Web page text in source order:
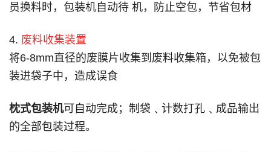
员换料时，包装机自动待 机，防止空包，节省包材
4. 废料收集装置
将6-8mm直径的废膜片收集到废料收集箱，以免被包
装进袋子中，造成误食
枕式包装机可自动完成；制袋﹑计数打孔﹑成品输出
的全部包装过程。